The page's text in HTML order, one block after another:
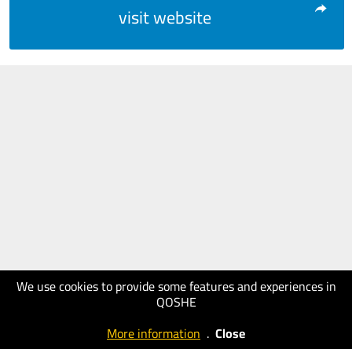
We use cookies to provide some features and experiences in
QOSHE
More information . Close
visit website